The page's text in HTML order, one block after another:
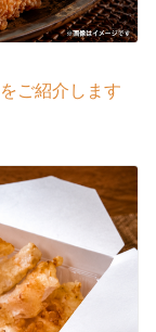
ご紹介します